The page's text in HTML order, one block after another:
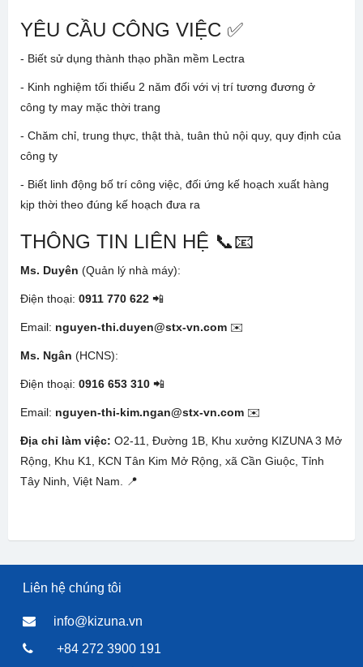
YÊU CẦU CÔNG VIỆC ✅
- Biết sử dụng thành thạo phần mềm Lectra
- Kinh nghiệm tối thiểu 2 năm đối với vị trí tương đương ở
công ty may mặc thời trang
- Chăm chỉ, trung thực, thật thà, tuân thủ nội quy, quy định của
công ty
- Biết linh động bố trí công việc, đối ứng kế hoạch xuất hàng
kịp thời theo đúng kế hoạch đưa ra
THÔNG TIN LIÊN HỆ 📞📧
Ms. Duyên (Quản lý nhà máy):
Điện thoại: 0911 770 622 📲
Email: nguyen-thi.duyen@stx-vn.com ✉️
Ms. Ngân (HCNS):
Điện thoại: 0916 653 310 📲
Email: nguyen-thi-kim.ngan@stx-vn.com ✉️
Địa chỉ làm việc: O2-11, Đường 1B, Khu xưởng KIZUNA 3 Mở
Rộng, Khu K1, KCN Tân Kim Mở Rộng, xã Cần Giuộc, Tỉnh
Tây Ninh, Việt Nam. 📍
Liên hệ chúng tôi
info@kizuna.vn
+84 272 3900 191